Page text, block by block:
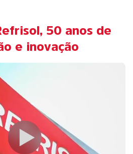
50 anos de
e inovação